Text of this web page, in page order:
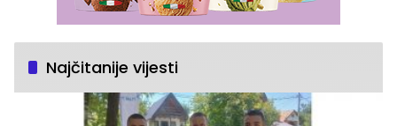
Najčitanije vijesti